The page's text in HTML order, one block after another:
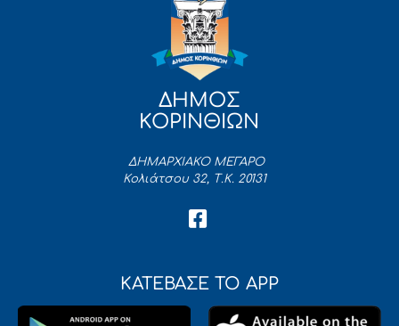
ΔΗΜΟΣ
ΚΟΡΙΝΘΙΩΝ
ΔΗΜΑΡΧΙΑΚΟ ΜΕΓΑΡΟ
Κολιάτσου 32, Τ.Κ. 20131
ΚΑΤΕΒΑΣΕ ΤΟ APP